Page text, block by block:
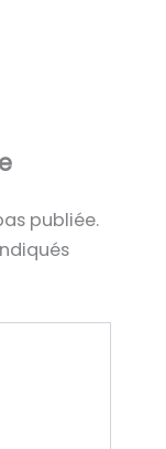
publiée.